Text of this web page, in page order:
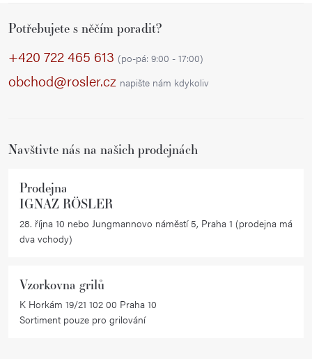
Potřebujete s něčím poradit?
+420 722 465 613 (po-pá: 9:00 - 17:00)
obchod@rosler.cz napište nám kdykoliv
Navštivte nás na našich prodejnách
Prodejna
IGNAZ RÖSLER
28. října 10 nebo Jungmannovo náměstí 5, Praha 1 (prodejna má
dva vchody)
Vzorkovna grilů
K Horkám 19/21 102 00 Praha 10
Sortiment pouze pro grilování